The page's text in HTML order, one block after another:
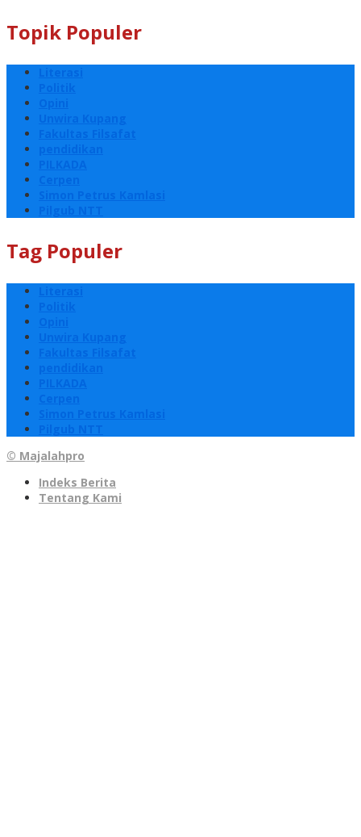
Topik Populer
Tag Populer
© Majalahpro
Indeks Berita
Tentang Kami